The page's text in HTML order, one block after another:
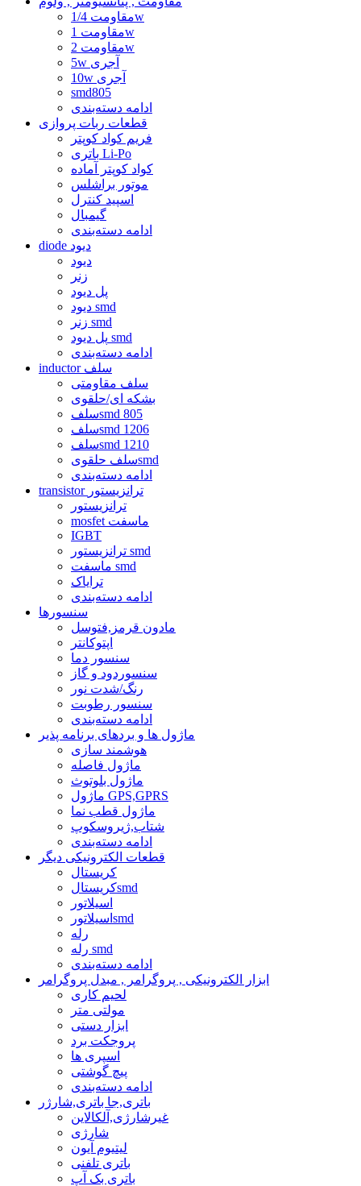
مقاومت 1/4w
مقاومت 1w
مقاومت 2w
5w آجری
10w آجری
smd805
ادامه دسته‌بندی
قطعات ربات پروازی
فریم کواد کوپتر
باتری Li-Po
کواد کوپتر آماده
موتور براشلس
اسپید کنترل
گیمبال
ادامه دسته‌بندی
diode دیود
دیود
زنر
پل دیود
دیود smd
زنر smd
پل دیود smd
ادامه دسته‌بندی
inductor سلف
سلف مقاومتی
بشکه ای/حلقوی
سلفsmd 805
سلفsmd 1206
سلفsmd 1210
سلف حلقویsmd
ادامه دسته‌بندی
transistor ترانزیستور
ترانزیستور
mosfet ماسفت
IGBT
ترانزیستور smd
ماسفت smd
ترایاک
ادامه دسته‌بندی
سنسورها
مادون قرمز,فتوسل
اپتوکانتر
سنسور دما
سنسوردود و گاز
رنگ/شدت نور
سنسور رطوبت
ادامه دسته‌بندی
ماژول ها و بردهای برنامه پذیر
هوشمند سازی
ماژول فاصله
ماژول بلوتوث
ماژول GPS,GPRS
ماژول قطب نما
شتاب,ژیروسکوپ
ادامه دسته‌بندی
قطعات الکترونیکی دیگر
کریستال
کریستالsmd
اسیلاتور
اسیلاتورsmd
رله
رله smd
ادامه دسته‌بندی
ابزار الکترونیکی , پروگرامر , مبدل پروگرامر
لحیم کاری
مولتی متر
ابزار دستی
پروجکت برد
اسپری ها
پیچ گوشتی
ادامه دسته‌بندی
باتری,جا باتری,شارژر
غیرشارژی,آلکالاین
شارژی
لیتیوم آیون
باتری تلفنی
باتری بک آپ